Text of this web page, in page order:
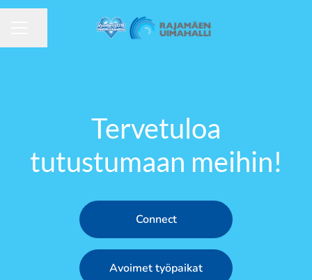
Tervetuloa
tutustumaan meihin!
Connect
Avoimet työpaikat